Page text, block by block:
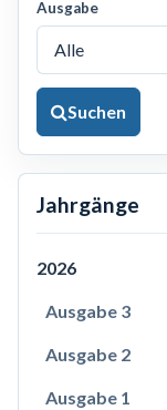
Ausgabe
Suchen
Jahrgänge
2026
Ausgabe 3
Ausgabe 2
Ausgabe 1